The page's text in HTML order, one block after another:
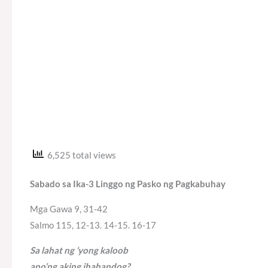
6,525 total views
Sabado sa Ika-3 Linggo ng Pasko ng Pagkabuhay
Mga Gawa 9, 31-42
Salmo 115, 12-13. 14-15. 16-17
Sa lahat ng ‘yong kaloob